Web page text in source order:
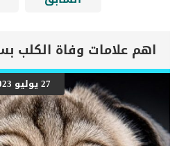
27 يوليو 2023